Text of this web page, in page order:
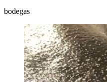
bodegas